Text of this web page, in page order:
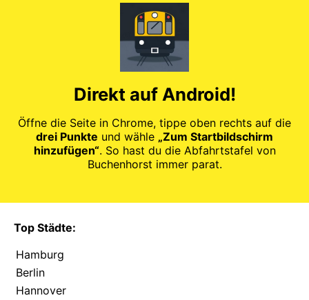
Direkt auf Android!
Öffne die Seite in Chrome, tippe oben rechts auf die
drei Punkte und wähle „Zum Startbildschirm
hinzufügen“. So hast du die Abfahrtstafel von
Buchenhorst immer parat.
Top Städte:
Hamburg
Berlin
Hannover